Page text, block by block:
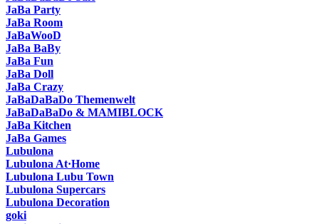
JaBa Party
JaBa Room
JaBaWooD
JaBa BaBy
JaBa Fun
JaBa Doll
JaBa Crazy
JaBaDaBaDo Themenwelt
JaBaDaBaDo & MAMIBLOCK
JaBa Kitchen
JaBa Games
Lubulona
Lubulona At·Home
Lubulona Lubu Town
Lubulona Supercars
Lubulona Decoration
goki